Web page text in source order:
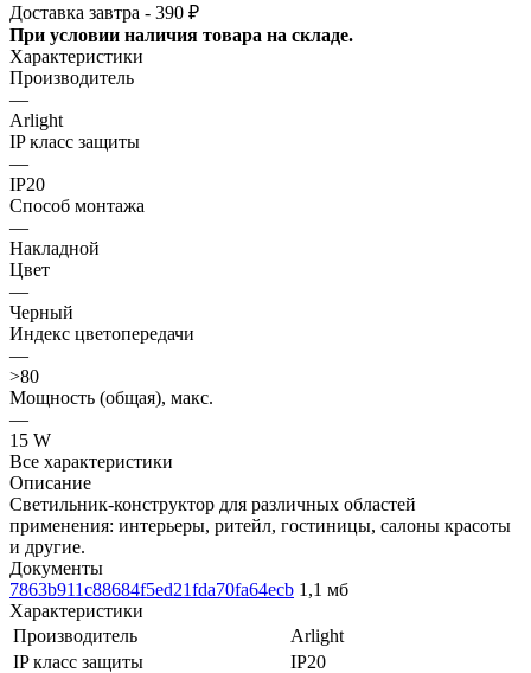
Доставка завтра - 390 ₽
При условии наличия товара на складе.
Характеристики
Производитель
—
Arlight
IP класс защиты
—
IP20
Способ монтажа
—
Накладной
Цвет
—
Черный
Индекс цветопередачи
—
>80
Мощность (общая), макс.
—
15 W
Все характеристики
Описание
Светильник-конструктор для различных областей
применения: интерьеры, ритейл, гостиницы, салоны красоты
и другие.
Документы
7863b911c88684f5ed21fda70fa64ecb 1,1 мб
Характеристики
Производитель
Arlight
IP класс защиты
IP20